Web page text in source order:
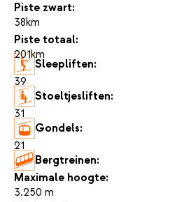
Piste zwart:
38km
Piste totaal:
201km
Sleepliften:
39
Stoeltjesliften:
31
Gondels:
21
Bergtreinen:
-
Maximale hoogte:
3.250 m